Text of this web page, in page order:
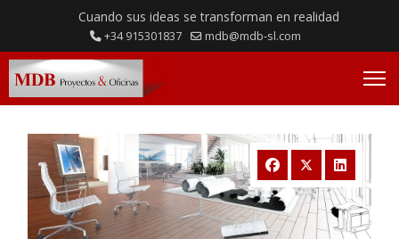
Cuando sus ideas se transforman en realidad
+34 915301837 mdb@mdb-sl.com